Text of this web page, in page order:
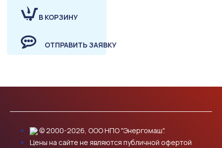
В КОРЗИНУ
ОТПРАВИТЬ ЗАЯВКУ
© 2000-2026, ООО НПО "Энергомаш".
Цены на сайте не являются публичной офертой